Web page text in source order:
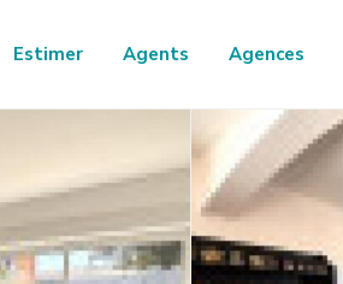
Estimer Agents Agences